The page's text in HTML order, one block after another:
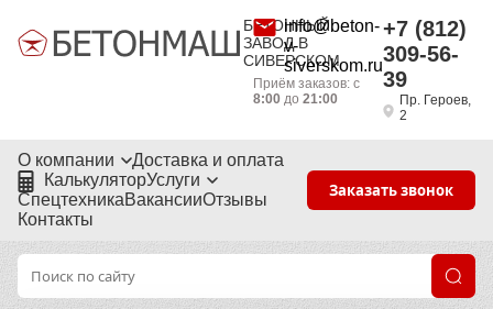
БЕТОННЫЙ
ЗАВОД В
СИВЕРСКОМ
info@beton-
v-
siverskom.ru
Приём заказов: с
8:00до 21:00
+7 (812)
309-56-
39
Пр. Героев,
2
О компании
Доставка и оплата
КалькуляторУслуги
СпецтехникаВакансииОтзывы
Контакты
Заказать звонок